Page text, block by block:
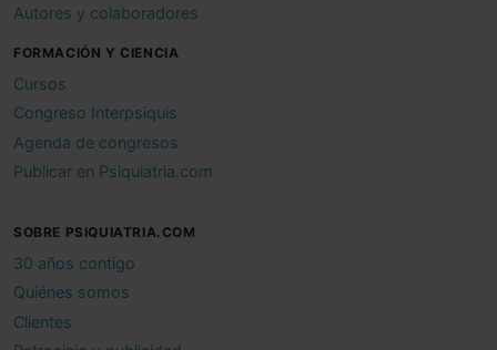
Autores y colaboradores
FORMACIÓN Y CIENCIA
Cursos
Congreso Interpsiquis
Agenda de congresos
Publicar en Psiquiatria.com
SOBRE PSIQUIATRIA.COM
30 años contigo
Quiénes somos
Clientes